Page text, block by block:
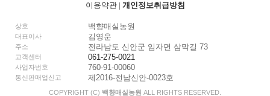
이용약관| 개인정보취급방침
상호 백향매실농원
대표이사 김영운
주소 전라남도 신안군 임자면 삼막길 73
고객센터 061-275-0021
사업자번호 760-91-00060
통신판매업신고 제2016-전남신안-0023호
COPYRIGHT (C) 백향매실농원 ALL RIGHTS RESERVED.